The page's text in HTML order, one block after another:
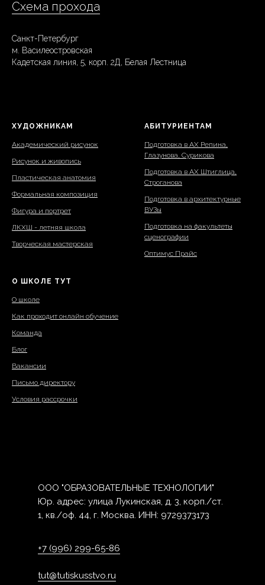
Схема прохода
Санкт-Петербург
м. Василеостровская
Кадетская линия, 5, корп. 2Д, Белая Лестница
ХУДОЖНИКАМ
Академический рисунок
Рисунок и живопись
Пластическая анатомия
Формальная композиция
Фигура и портрет
ЛКХШ - летняя школа
Творческая мастерская
АБИТУРИЕНТАМ
Подготовка в АХ Репина,
Глазунова, Сурикова
Подготовка в АХ Штиглица,
Строганова
Подготовка в архитектурные
ВУЗы
Подготовка на факультеты
сценографии
Оптимус Прайс
О ШКОЛЕ ТУТ
О школе
Как проходит онлайн обучение
Команда
Блог
Вакансии
Письмо директору
Условия рассрочки
ООО "ОБРАЗОВАТЕЛЬНЫЕ ТЕХНОЛОГИИ"
Юр. адрес: улица Лукинская, д. 3, корп./ст.
1, кв./оф. 44, г. Москва. ИНН: 9729373173
+7 (996) 299-65-86
tut@tutiskusstvo.ru